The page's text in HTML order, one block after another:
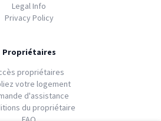
Legal Info
Privacy Policy
Propriétaires
propriétaires
votre logement
d'assistance
du propriétaire